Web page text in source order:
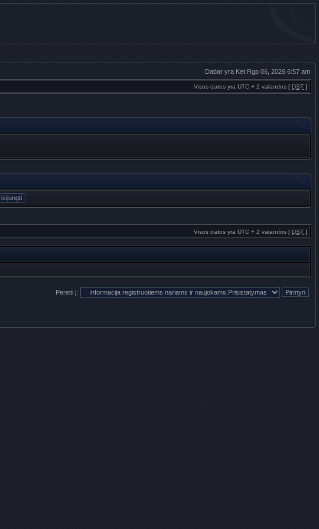
Dabar yra Ket Rgp 06, 2026 6:57 am
Visos datos yra UTC + 2 valandos [ DST ]
Visos datos yra UTC + 2 valandos [ DST ]
Pereiti į: